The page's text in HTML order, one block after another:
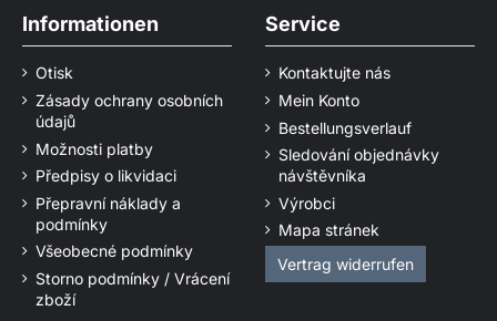
Informationen
Otisk
Zásady ochrany osobních
údajů
Možnosti platby
Předpisy o likvidaci
Přepravní náklady a
podmínky
Všeobecné podmínky
Storno podmínky / Vrácení
zboží
Service
Kontaktujte nás
Mein Konto
Bestellungsverlauf
Sledování objednávky
návštěvníka
Výrobci
Mapa stránek
Vertrag widerrufen